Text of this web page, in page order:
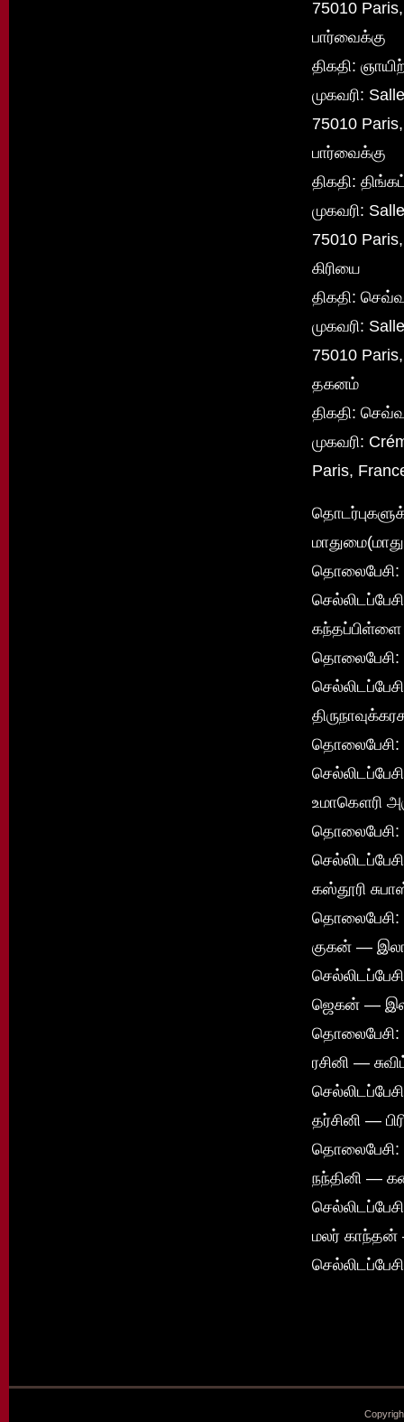
75010
பார்வைக்கு
திகதி:
முகவரி:
75010
பார்வைக்கு
திகதி:
முகவரி:
75010
கிரியை
திகதி:
முகவரி:
75010
தகனம்
திகதி:
முகவரி:
Paris,
தொலைபேசி:
தொலைபேசி:
தொலைபேசி:
உமாகௌரி
தொலைபேசி:
கஸ்தூரி
தொலைபேசி:
குகன் —
ஜெகன் —
தொலைபேசி:
ரசினி —
தர்சினி —
தொலைபேசி:
நந்தினி —
மலர் காந்தன்